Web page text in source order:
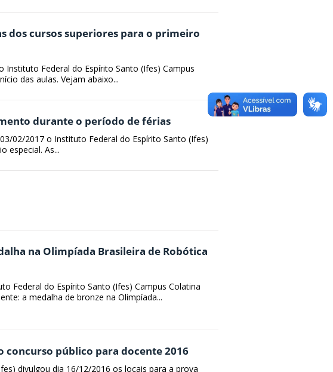
dos cursos superiores para o primeiro
Instituto Federal do Espírito Santo (Ifes) Campus
das aulas. Vejam abaixo...
durante o período de férias
02/2017 o Instituto Federal do Espírito Santo (Ifes)
especial. As...
na Olimpíada Brasileira de Robótica
Federal do Espírito Santo (Ifes) Campus Colatina
a medalha de bronze na Olimpíada...
concurso público para docente 2016
divulgou dia 16/12/2016 os locais para a prova